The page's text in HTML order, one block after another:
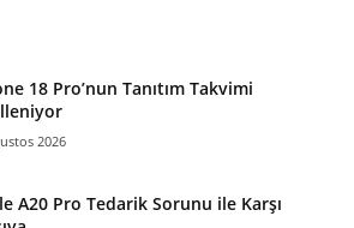
18 Pro’nun Tanıtım Takvimi
2026
A20 Pro Tedarik Sorunu ile Karşı